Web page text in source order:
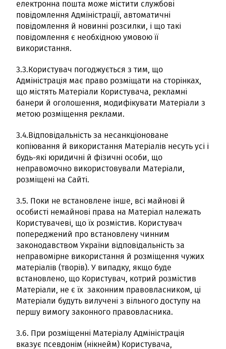
електронна пошта може містити службові
повідомлення Адміністрації, автоматичні
повідомлення й новинні розсилки, і що такі
повідомлення є необхідною умовою її
використання.
3.3.Користувач погоджується з тим, що
Адміністрація має право розміщати на сторінках,
що містять Матеріали Користувача, рекламні
банери й оголошення, модифікувати Матеріали з
метою розміщення реклами.
3.4.Відповідальність за несанкціоноване
копіювання й використання Матеріалів несуть усі і
будь-які юридичні й фізичні особи, що
неправомочно використовували Матеріали,
розміщені на Сайті.
3.5. Поки не встановлене інше, всі майнові й
особисті немайнові права на Матеріал належать
Користувачеві, що їх розмістив. Користувач
попереджений про встановлену чинним
законодавством України відповідальність за
неправомірне використання й розміщення чужих
матеріалів (творів). У випадку, якщо буде
встановлено, що Користувач, котрий розмістив
Матеріали, не є їх законним правовласником, ці
Матеріали будуть вилучені з вільного доступу на
першу вимогу законного правовласника.
3.6. При розміщенні Матеріалу Адміністрація
вказує псевдонім (нікнейм) Користувача,